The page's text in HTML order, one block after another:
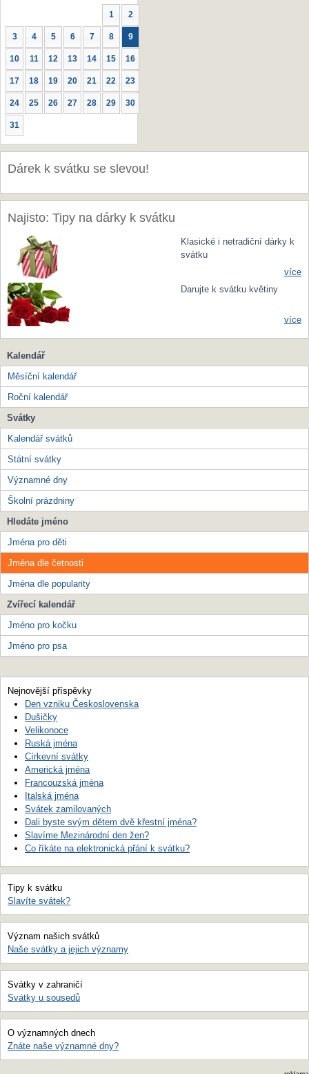
1 2
3 4 5 6 7 8 9
10 11 12 13 14 15 16
17 18 19 20 21 22 23
24 25 26 27 28 29 30
31
Dárek k svátku se slevou!
Najisto: Tipy na dárky k svátku
Klasické i netradiční dárky k
svátku
více
Darujte k svátku květiny
více
Kalendář
Měsíční kalendář
Roční kalendář
Svátky
Kalendář svátků
Státní svátky
Významné dny
Školní prázdniny
Hledáte jméno
Jména pro děti
Jména dle četnosti
Jména dle popularity
Zvířecí kalendář
Jméno pro kočku
Jméno pro psa
Nejnovější příspěvky
Den vzniku Československa
Dušičky
Velikonoce
Ruská jména
Církevní svátky
Americká jména
Francouzská jména
Italská jména
Svátek zamilovaných
Dali byste svým dětem dvě křestní jména?
Slavíme Mezinárodní den žen?
Co říkáte na elektronická přání k svátku?
Tipy k svátku
Slavíte svátek?
Význam našich svátků
Naše svátky a jejich významy
Svátky v zahraničí
Svátky u sousedů
O významných dnech
Znáte naše významné dny?